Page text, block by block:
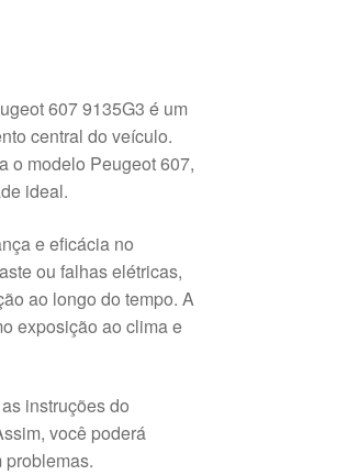
607 9135G3 é um
central do veículo.
o modelo Peugeot 607,
ideal.
e eficácia no
ou falhas elétricas,
ao longo do tempo. A
exposição ao clima e
instruções do
você poderá
problemas.